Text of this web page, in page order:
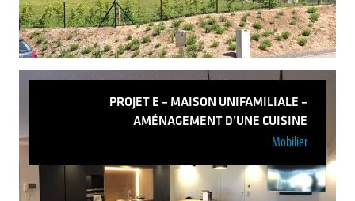
Projet G – Maison unifamiliale – Bardage
Voir plus
PROJET E – MAISON UNIFAMILIALE –
AMÉNAGEMENT D’UNE CUISINE
Mobilier